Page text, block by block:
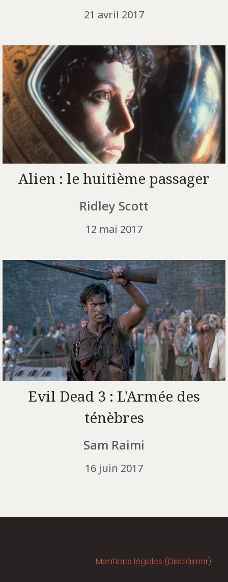
21 avril 2017
Alien : le huitième passager
Ridley Scott
12 mai 2017
Evil Dead 3 : L'Armée des
ténèbres
Sam Raimi
16 juin 2017
Mentions légales (Disclaimer)